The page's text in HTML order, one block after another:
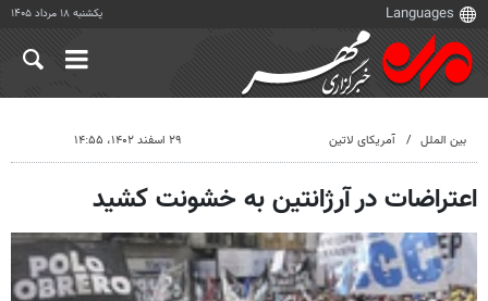
یکشنبه ۱۸ مرداد ۱۴۰۵
بین الملل آمریکای لاتین ۲۹ اسفند ۱۴۰۲، ۱۴:۵۵
اعتراضات در آرژانتین به خشونت کشید